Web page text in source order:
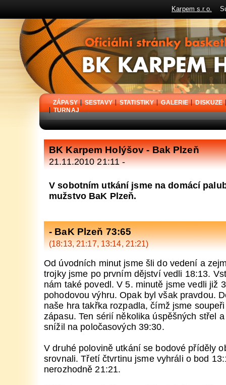
Karpem s.r.o.
BK Karpem Holýšov - oficiální stránky basketbalového klubu
ZÁPASY SESTAVY STATISTIKY GALERIE
DISKUZE
TURNAJ
BK Karpem Holýšov - Bak Plzeň
21.11.2010 21:11 -
V sobotním utkání jsme na domácí
mužstvo BaK Plzeň.
- BaK Plzeň 73:65
(18:13, 21:17, 13:14, 21:21)
Od úvodních minut jsme šli do vedení a
trojky jsme po prvním dějství vedli 18:13.
nám také povedl. V 5. minutě jsme vedli již
pohodovou výhru. Opak byl však pravdou.
naše hra takřka rozpadla, čímž jsme
zápasu. Ten sérií několika úspěšných střel
snížil na poločasových 39:30.
V druhé polovině utkání se bodové příděly
srovnali. Třetí čtvrtinu jsme vyhráli o bod
nerozhodně 21:21.